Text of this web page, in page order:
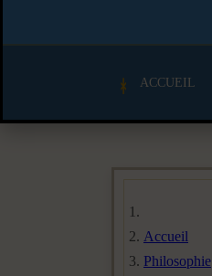
ACCUEIL
Accueil
Philosophie